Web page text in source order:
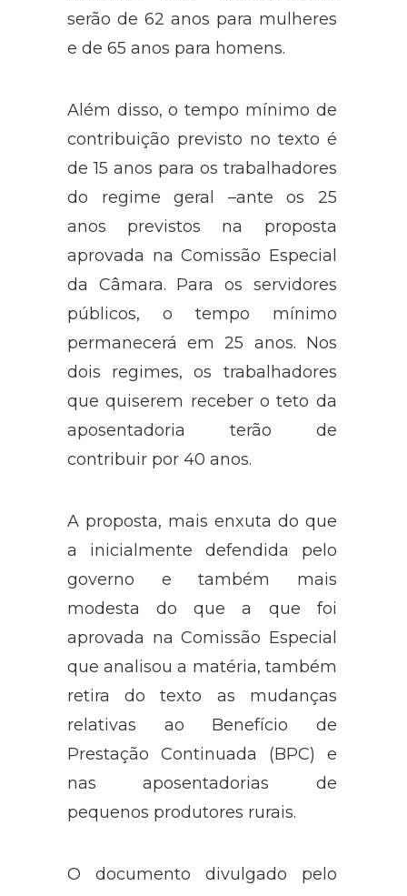
serão de 62 anos para mulheres
e de 65 anos para homens.
Além disso, o tempo mínimo de
contribuição previsto no texto é
de 15 anos para os trabalhadores
do regime geral –ante os 25
anos previstos na proposta
aprovada na Comissão Especial
da Câmara. Para os servidores
públicos, o tempo mínimo
permanecerá em 25 anos. Nos
dois regimes, os trabalhadores
que quiserem receber o teto da
aposentadoria terão de
contribuir por 40 anos.
A proposta, mais enxuta do que
a inicialmente defendida pelo
governo e também mais
modesta do que a que foi
aprovada na Comissão Especial
que analisou a matéria, também
retira do texto as mudanças
relativas ao Benefício de
Prestação Continuada (BPC) e
nas aposentadorias de
pequenos produtores rurais.
O documento divulgado pelo